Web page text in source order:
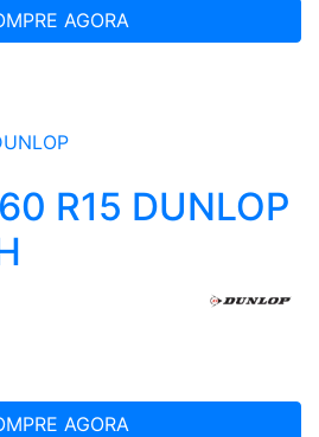
AGORA
R15 DUNLOP
AGORA